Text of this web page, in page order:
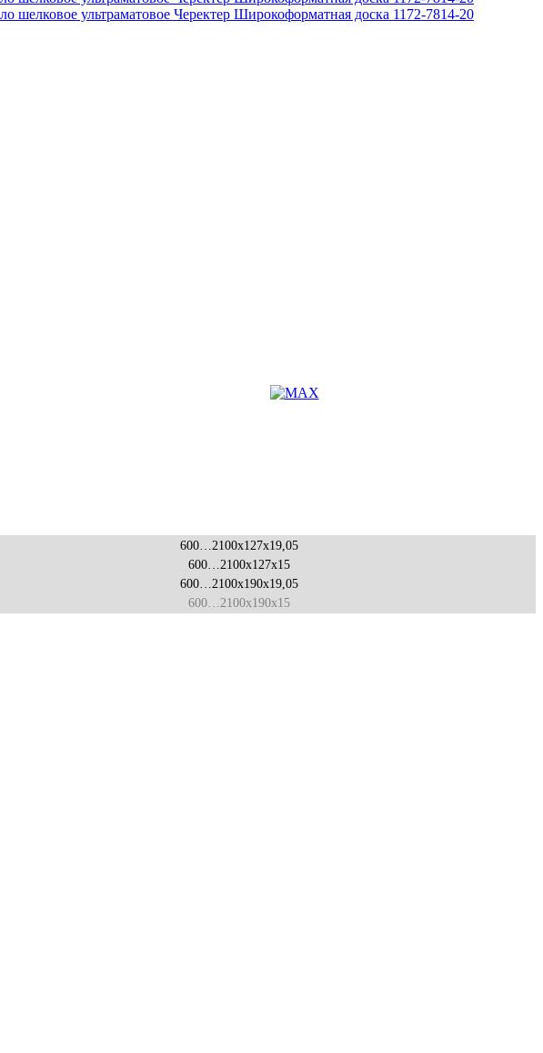
600…2100x127x19,05
600…2100x127x15
600…2100x190x19,05
600…2100x190x15